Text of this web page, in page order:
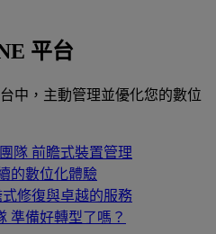
平台
中，主動管理並優化您的數位
隊 前瞻式裝置管理
的數位化體驗
式修復與卓越的服務
準備好轉型了嗎？